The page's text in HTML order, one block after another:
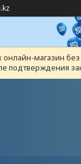
онлайн-магазин
подтверждения